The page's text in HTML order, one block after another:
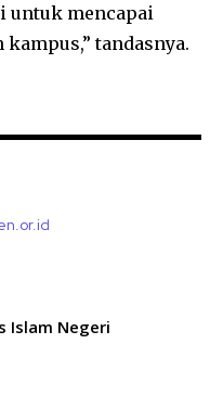
untuk mencapai
tandasnya.
Islam Negeri